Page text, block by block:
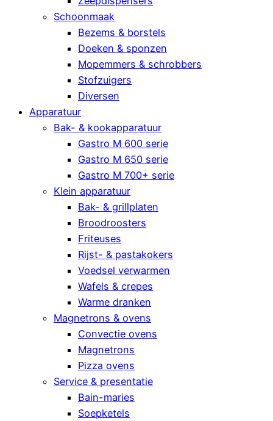
Schoonmaak
Bezems & borstels
Doeken & sponzen
Mopemmers & schrobbers
Stofzuigers
Diversen
Apparatuur
Bak- & kookapparatuur
Gastro M 600 serie
Gastro M 650 serie
Gastro M 700+ serie
Klein apparatuur
Bak- & grillplaten
Broodroosters
Friteuses
Rijst- & pastakokers
Voedsel verwarmen
Wafels & crepes
Warme dranken
Magnetrons & ovens
Convectie ovens
Magnetrons
Pizza ovens
Service & presentatie
Bain-maries
Soepketels